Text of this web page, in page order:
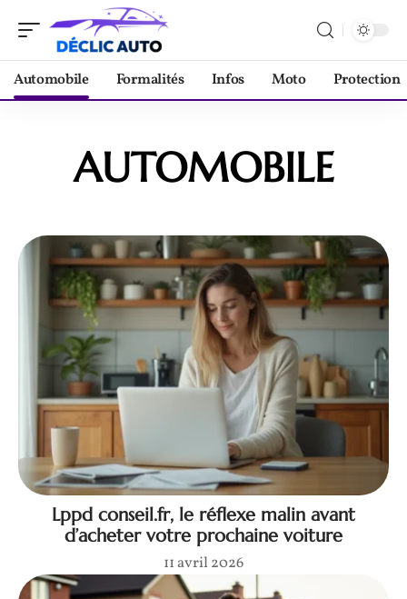
Automobile Formalités Infos Moto Protection
AUTOMOBILE
Lppd conseil.fr, le réflexe malin avant
d’acheter votre prochaine voiture
11 avril 2026